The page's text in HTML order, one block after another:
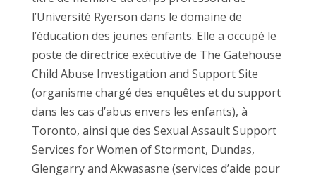
l’Université Ryerson dans le domaine de
l’éducation des jeunes enfants. Elle a occupé le
poste de directrice exécutive de The Gatehouse
Child Abuse Investigation and Support Site
(organisme chargé des enquêtes et du support
dans les cas d’abus envers les enfants), à
Toronto, ainsi que des Sexual Assault Support
Services for Women of Stormont, Dundas,
Glengarry and Akwasasne (services d’aide pour